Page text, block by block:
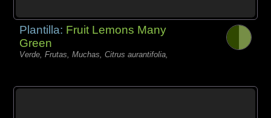
Plantilla: Fruit Lemons Many
Green
Verde, Frutas, Muchas, Citrus aurantifolia,